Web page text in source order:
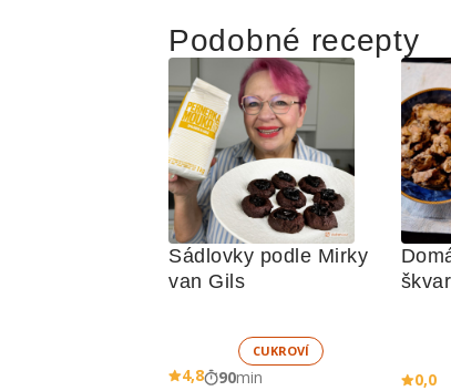
Podobné recepty
Sádlovky podle Mirky
van Gils
CUKROVÍ
4,8 90min 0,0